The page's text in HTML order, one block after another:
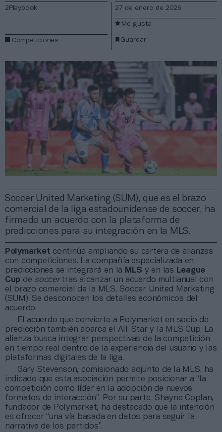
Soccer United Marketing (SUM), que es el brazo
comercial de la liga estadounidense de soccer, ha
firmado un acuerdo con la plataforma de
predicciones para su integración en la MLS.
2Playbook
Competiciones
27 de enero de 2026
Guardar
Me gusta
Polymarket continúa ampliando su cartera de alianzas
con competiciones. La compañía especializada en
predicciones se integrará en la MLS y en las League
Cup de soccertras alcanzar un acuerdo multianual con
el brazo comercial de la MLS, Soccer United Marketing
(SUM). Se desconocen los detalles económicos del
acuerdo.
El acuerdo que convierte a Polymarket en socio de
predicción también abarca el All-Star y la MLS Cup. La
alianza busca integrar perspectivas de la competición
en tiempo real dentro de la experiencia del usuario y las
plataformas digitales de la liga.
Gary Stevenson, comisionado adjunto de la MLS, ha
indicado que esta asociación permite posicionar a “la
competición como líder en la adopción de nuevos
formatos de interacción”. Por su parte, Shayne Coplan,
fundador de Polymarket, ha destacado que la intención
es ofrecer “una vía basada en datos para seguir la
narrativa de los partidos”.